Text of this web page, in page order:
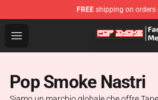
FREE shipping on orders
Open menu
Pop Smoke Store - Official
Pop Smoke Nastri